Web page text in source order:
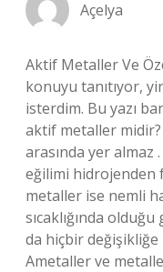
Açelya
Aktif Metaller Ve
konuyu tanıtıyor,
isterdim. Bu yazı
aktif metaller
arasında yer
eğilimi hidrojenden
metaller ise nemli
sıcaklığında
da hiçbir
Ametaller ve